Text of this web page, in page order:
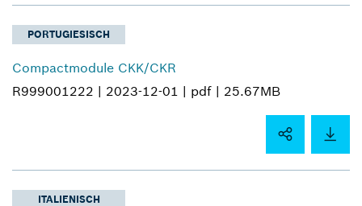
PORTUGIESISCH
Compactmodule CKK/CKR
R999001222 | 2023-12-01 | pdf | 25.67MB
ITALIENISCH